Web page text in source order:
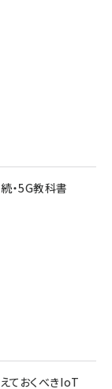
・5G教科書
ておくべきIoT